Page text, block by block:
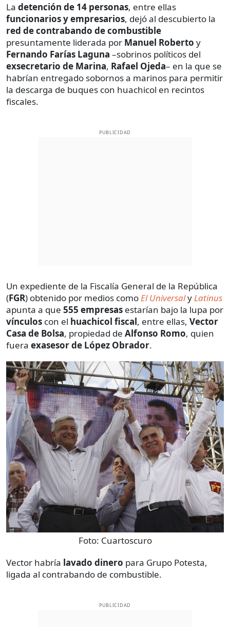
La detención de 14 personas, entre ellas
funcionarios y empresarios, dejó al descubierto la
red de contrabando de combustible
presuntamente liderada por Manuel Roberto y
Fernando Farías Laguna –sobrinos políticos del
exsecretario de Marina, Rafael Ojeda– en la que se
habrían entregado sobornos a marinos para permitir
la descarga de buques con huachicol en recintos
fiscales.
PUBLICIDAD
Un expediente de la Fiscalía General de la República
(FGR) obtenido por medios comoEl UniversalyLatinus
apunta a que 555 empresas estarían bajo la lupa por
vínculos con el huachicol fiscal, entre ellas, Vector
Casa de Bolsa, propiedad de Alfonso Romo, quien
fuera exasesor de López Obrador.
Foto: Cuartoscuro
Vector habría lavado dinero para Grupo Potesta,
ligada al contrabando de combustible.
PUBLICIDAD